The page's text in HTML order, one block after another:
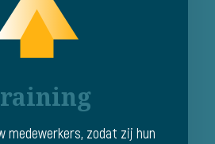
medewerkers, zodat zij hun